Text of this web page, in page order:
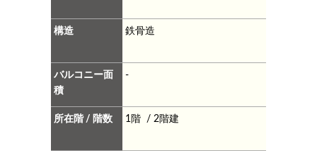
構造 鉄骨造
バルコニー面
積
-
所在階 / 階数 1階 / 2階建